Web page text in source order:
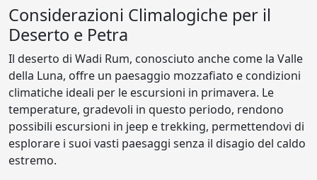
Considerazioni Climalogiche per il
Deserto e Petra
Il deserto di Wadi Rum, conosciuto anche come la Valle
della Luna, offre un paesaggio mozzafiato e condizioni
climatiche ideali per le escursioni in primavera. Le
temperature, gradevoli in questo periodo, rendono
possibili escursioni in jeep e trekking, permettendovi di
esplorare i suoi vasti paesaggi senza il disagio del caldo
estremo.